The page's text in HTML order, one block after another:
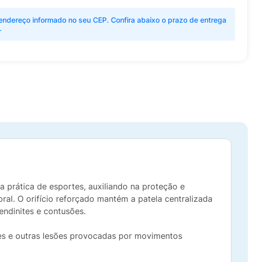
informado no seu CEP. Confira abaixo o prazo de entrega
prática de esportes, auxiliando na proteção e
O orifício reforçado mantém a patela centralizada
e contusões.
e outras lesões provocadas por movimentos